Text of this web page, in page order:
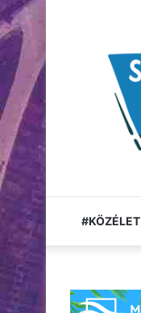
#KÖZÉLET